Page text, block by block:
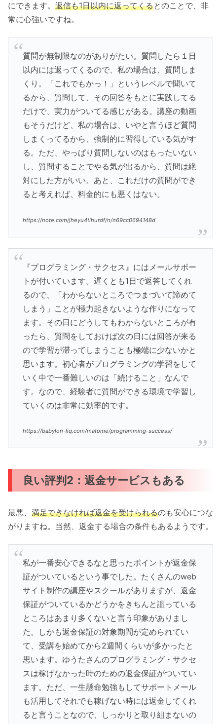
にできます。 返信も1日以内に返ってくるとのことで、非
常に心強いですね。
質問が無制限なのがありがたい。質問したら１日
以内には返ってくるので、私の場合は、質問しま
くり。「これでもかっ！」というレベルで聞いて
るから、質問して、その回答をもとに実践してる
だけで、実力がついてる感じがある。講座の動画
もそうだけど、私の場合は、いやと言うほど質問
しまくってるから、強制的に習得している気がす
る。ただ、やっぱり質問しないのはもったいない
し、質問することでやる気が出るから、質問は絶
対にした方がいい。あと、これだけの質問ができ
ると考えれば、料金的にも悪くはない。
https://note.com/jheyu4tihurdf/n/n69cc0694148d
『プログラミング・サクセス』にはメールサポー
トが付いています。遅くとも1日で返答してくれ
るので、「わからないところでつまづいて諦めて
しまう」ことが極力起きないような作りになって
ます。その日にどうしてもわからないところが有
ったら、質問をしておけば次の日には回答が来る
ので学習が滞ってしまうことも極端に少ないかと
思います。初心者がプログラミングの学習をして
いく中で一番難しいのは「続けること」なんで
す。なので、経験者に質問ができる環境で学習し
ていくのは非常に効率的です。
https://babylon-liq.com/matome/programming-success/
良い評判2：返金サービスもある
最悪、 満足できなければ返金を受けられるのも安心につな
がりますね。当然、返金する場合の条件もあるようです。
私が一番安心できるなと思ったポイントが返金保
証がついているという事でした。たくさんのweb
サイト制作の講座やスクールがありますが、返金
保証がついているかどうかをきちんと謳っている
ところはあまり多くないと言う印象がありまし
た。しかも返金保証の対象期間が定められてい
て、受講を始めてから2週間くらいが多かったと
思います。ゆうたさんのプログラミング・サクセ
スは稼げなかった時のための返金保証がついてい
ます。ただ、一生懸命勉強もしてサポートメール
も活用してそれでも稼げない時には返金してくれ
ると言うことなので、しっかりと取り組まないの